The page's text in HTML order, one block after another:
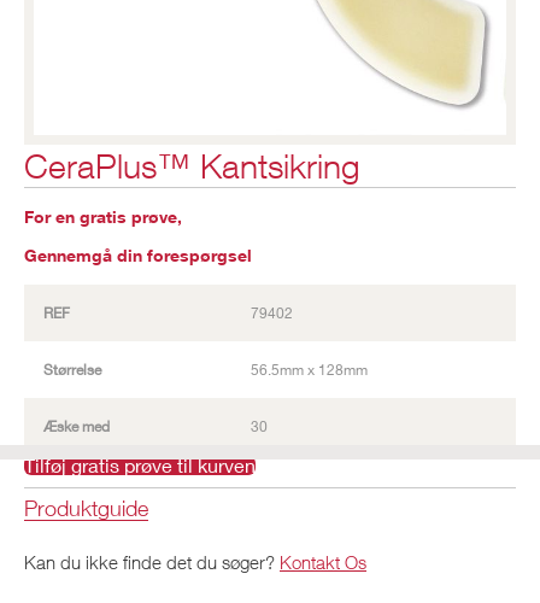
CeraPlus™ Kantsikring
For en gratis prøve,
Gennemgå din forespørgsel
REF 79402
Størrelse 56.5mm x 128mm
Æske med 30
Tilføj gratis prøve til kurven
Produktguide
Kan du ikke finde det du søger? Kontakt Os